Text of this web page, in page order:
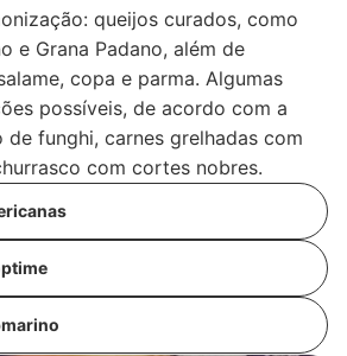
queijos curados, como
e Grana Padano, além de
copa e parma. Algumas
possíveis, de acordo com a
funghi, carnes grelhadas com
com cortes nobres.